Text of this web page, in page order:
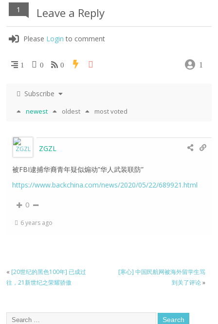
1 Leave a Reply
Please Login to comment
1 0 0 1
Subscribe
newest oldest most voted
ZGZL
被FBI逮捕华裔青年疑似煽动”华人武装联防”
https://www.backchina.com/news/2020/05/22/689921.html
0
6 years ago
« [20世纪的黑色100年] 已成过
往，21新世纪之荣耀骄傲
[寒心] 中国民航网被海外留学生骂
到关了评论»